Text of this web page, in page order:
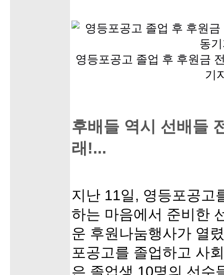
영등포공고 졸업 후 후원금
기
후배들 역시 선배들
래!...
지난 11일, 영등포공고
하는 마음에서 준비한
운 후원나눔행사가 열
포공고를 졸업하고 사
은 졸업생 10명의 선수